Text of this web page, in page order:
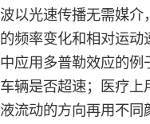
波以光速传播无需媒
的频率变化和相对运
中应用多普勒效应的
车辆是否超速；医疗
液流动的方向再用不